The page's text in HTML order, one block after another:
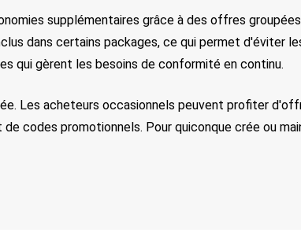
supplémentaires grâce à des offres
dans certains packages, ce qui permet d'éviter
qui gèrent les besoins de conformité en continu.
Les acheteurs occasionnels peuvent profiter
codes promotionnels. Pour quiconque crée ou